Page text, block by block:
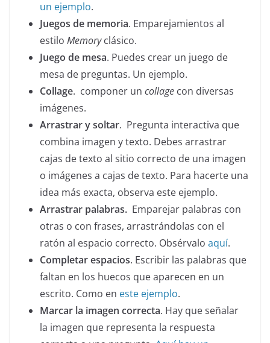
un ejemplo.
Juegos de memoria. Emparejamientos al
estilo Memoryclásico.
Juego de mesa. Puedes crear un juego de
mesa de preguntas. Un ejemplo.
Collage. componer un collage con diversas
imágenes.
Arrastrar y soltar. Pregunta interactiva que
combina imagen y texto. Debes arrastrar
cajas de texto al sitio correcto de una imagen
o imágenes a cajas de texto. Para hacerte una
idea más exacta, observa este ejemplo.
Arrastrar palabras. Emparejar palabras con
otras o con frases, arrastrándolas con el
ratón al espacio correcto. Obsérvalo aquí.
Completar espacios. Escribir las palabras que
faltan en los huecos que aparecen en un
escrito. Como en este ejemplo.
Marcar la imagen correcta. Hay que señalar
la imagen que representa la respuesta